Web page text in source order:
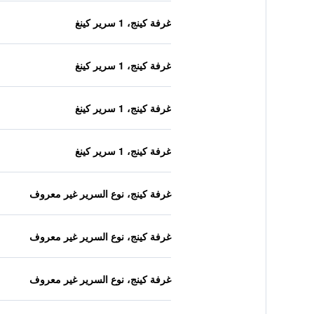
غرفة كينج، 1 سرير كينغ
غرفة كينج، 1 سرير كينغ
غرفة كينج، 1 سرير كينغ
غرفة كينج، 1 سرير كينغ
غرفة كينج، نوع السرير غير معروف
غرفة كينج، نوع السرير غير معروف
غرفة كينج، نوع السرير غير معروف